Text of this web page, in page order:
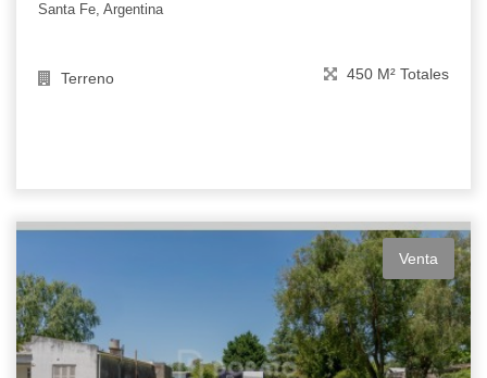
Santa Fe, Argentina
Terreno 450 M² Totales
Venta